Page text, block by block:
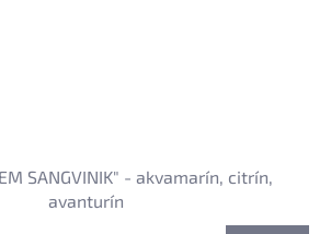
SANGVINIK" - akvamarín, citrín,
avanturín